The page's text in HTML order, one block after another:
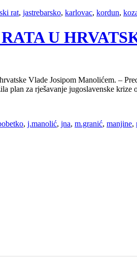
rat, jastrebarsko, karlovac, kordun,
U
Vlade Josipom Manolićem. –
plan za rješavanje jugoslavenske krize
, j.manolić, jna, m.granić, manjine,